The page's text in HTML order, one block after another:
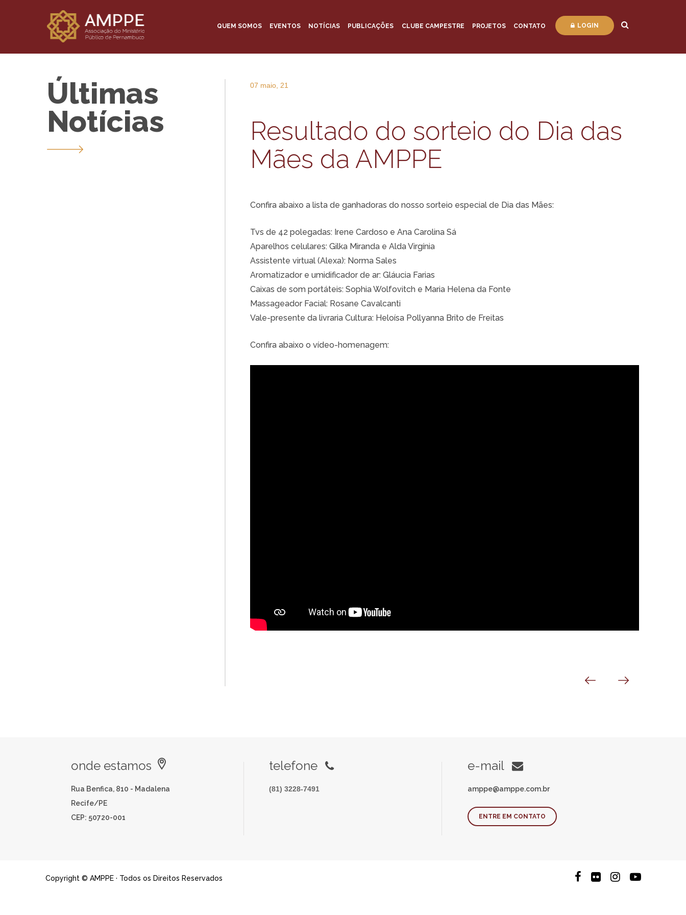
QUEM SOMOS EVENTOS NOTÍCIAS PUBLICAÇÕES CLUBE CAMPESTRE PROJETOS CONTATO LOGIN
Últimas
Notícias
07 maio, 21
Resultado do sorteio do Dia das
Mães da AMPPE
Confira abaixo a lista de ganhadoras do nosso sorteio especial de Dia das Mães:
Tvs de 42 polegadas: Irene Cardoso e Ana Carolina Sá
Aparelhos celulares: Gilka Miranda e Alda Virgínia
Assistente virtual (Alexa): Norma Sales
Aromatizador e umidificador de ar: Gláucia Farias
Caixas de som portáteis: Sophia Wolfovitch e Maria Helena da Fonte
Massageador Facial: Rosane Cavalcanti
Vale-presente da livraria Cultura: Heloísa Pollyanna Brito de Freitas
Confira abaixo o vídeo-homenagem:
onde estamos
Rua Benfica, 810 - Madalena
Recife/PE
CEP: 50720-001
telefone
(81) 3228-7491
e-mail
amppe@amppe.com.br
ENTRE EM CONTATO
Copyright © AMPPE · Todos os Direitos Reservados